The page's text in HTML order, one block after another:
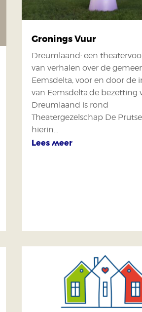
Gronings Vuur
Dreumlaand: een
van verhalen over de
Eemsdelta, voor en door de
van Eemsdelta.de bezetting
Dreumlaand is rond
Theatergezelschap De
hierin...
Lees meer